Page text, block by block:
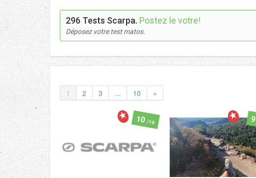
296 Tests Scarpa. Postez le votre!
Déposez votre test matos.
1 2 3 ... 10 »
10/10